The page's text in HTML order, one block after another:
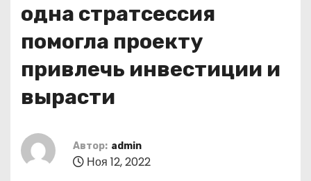
одна стратсессия
помогла проекту
привлечь инвестиции и
вырасти
Автор: admin
Ноя 12, 2022